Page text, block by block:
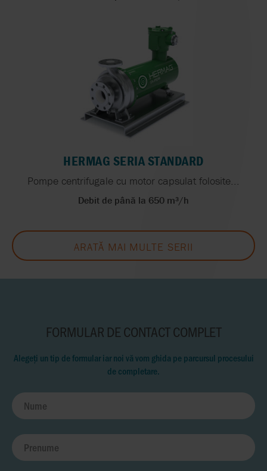
HERMAG SERIA STANDARD
Pompe centrifugale cu motor capsulat folosite...
Debit de până la 650 m³/h
ARATĂ MAI MULTE SERII
FORMULAR DE CONTACT COMPLET
Alegeți un tip de formular iar noi vă vom ghida pe parcursul procesului
de completare.